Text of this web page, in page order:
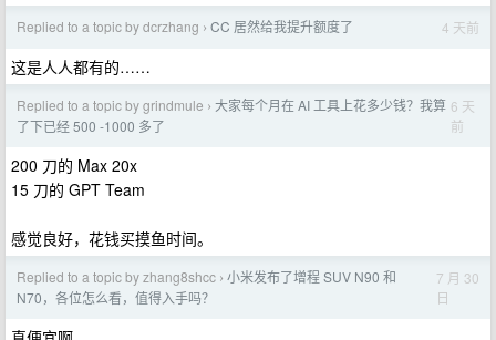
Replied to a topic by dcrzhang › CC 居然给我提升额度了 4 天前
这是人人都有的……
Replied to a topic by grindmule › 大家每个月在 AI 工具上花多少钱？我算
了下已经 500 -1000 多了
6 天
前
200 刀的 Max 20x
15 刀的 GPT Team
感觉良好，花钱买摸鱼时间。
Replied to a topic by zhang8shcc › 小米发布了增程 SUV N90 和
N70，各位怎么看，值得入手吗？
7 月 30
日